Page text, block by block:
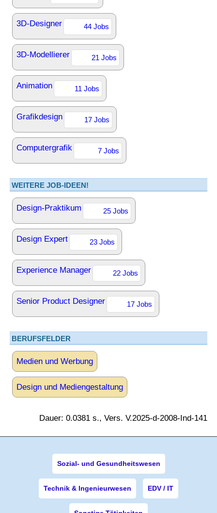
3D-Designer 44 Jobs
3D-Modellierer 21 Jobs
Animation 11 Jobs
Grafikdesign 17 Jobs
Computergrafik 7 Jobs
WEITERE JOB-IDEEN!
Design-Praktikum 25 Jobs
Design Expert 23 Jobs
Experience Manager 22 Jobs
Senior Product Designer 17 Jobs
BERUFSFELDER
Medien und Werbung
Design und Mediengestaltung
Dauer: 0.0381 s., Vers. V.2025-d-2008-Ind-141
Sozial- und Gesundheitswesen
Technik & Ingenieurwesen EDV / IT